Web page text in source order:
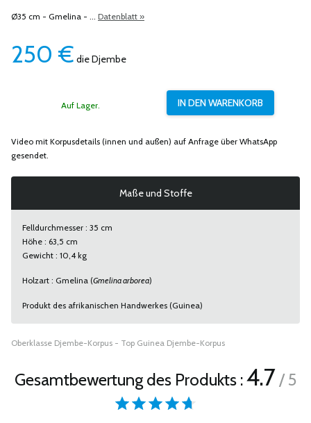
Ø35 cm - Gmelina - ... Datenblatt »
250 € die Djembe
Auf Lager.
Video mit Korpusdetails (innen und außen) auf Anfrage über WhatsApp
gesendet.
Maße und Stoffe
Felldurchmesser : 35 cm
Höhe : 63,5 cm
Gewicht : 10,4 kg
Holzart : Gmelina (Gmelina arborea)
Produkt des afrikanischen Handwerkes (Guinea)
Oberklasse Djembe-Korpus - Top Guinea Djembe-Korpus
Gesamtbewertung des Produkts :4.7/ 5